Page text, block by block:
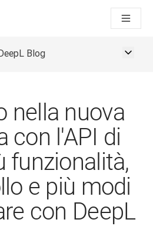
Nuovi flussi di lavoro basati
to DeepL
vocale in tempo reale
voice demo with DeepL
Blog
nella nuova
con l'API di
funzionalità,
e più modi
con DeepL